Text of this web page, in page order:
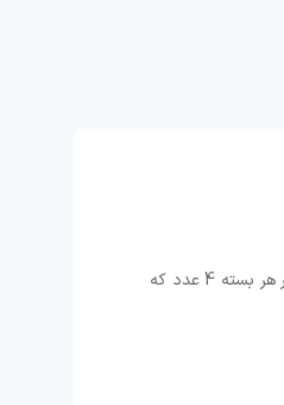
پایه لرزه گیز کندانسور کولر های گازی دو تیکه این محصول میزان لرزشهای کندانسور های کولرگازی در هنگام روشن و خاموش شدن کمپرسور را به حداقل میرساند، تعداد در هر بسته 4 عدد که